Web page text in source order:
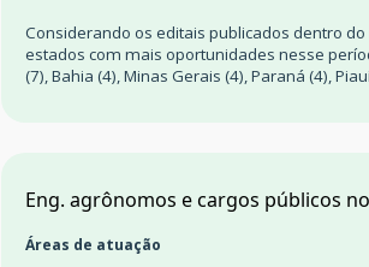
Considerando os editais publicados dentro
estados com mais oportunidades nesse
(7), Bahia (4), Minas Gerais (4), Paraná (4),
Eng. agrônomos e cargos públicos
Áreas de atuação